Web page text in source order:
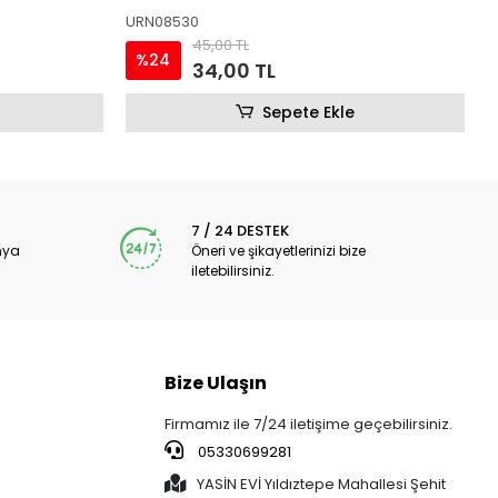
URN00902
%24
45,00 TL
34,00 TL
Sepete Ekle
7 / 24 DESTEK
Öneri ve şikayetlerinizi bize
iletebilirsiniz.
Bize Ulaşın
Firmamız ile 7/24 iletişime geçebilirsiniz.
05330699281
YASİN EVİ Yıldıztepe Mahallesi Şehit